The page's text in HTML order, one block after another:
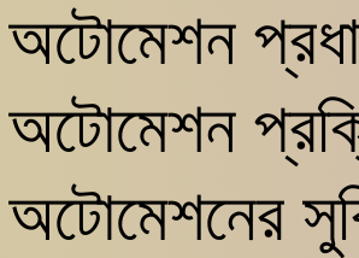
অটোমেশন
অটোমেশন
অটোমেশনের